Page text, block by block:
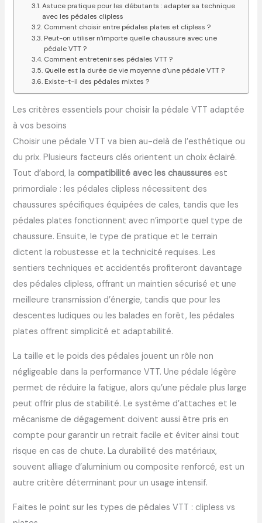
Astuce pratique pour les débutants : adapter sa technique
avec les pédales clipless
Comment choisir entre pédales plates et clipless ?
Peut-on utiliser n’importe quelle chaussure avec une
pédale VTT ?
Comment entretenir ses pédales VTT ?
Quelle est la durée de vie moyenne d’une pédale VTT ?
Existe-t-il des pédales mixtes ?
Les critères essentiels pour choisir la pédale VTT adaptée
à vos besoins
Choisir une pédale VTT va bien au-delà de l’esthétique ou
du prix. Plusieurs facteurs clés orientent un choix éclairé.
Tout d’abord, lacompatibilité avec les chaussures est
primordiale : les pédales clipless nécessitent des
chaussures spécifiques équipées de cales, tandis que les
pédales plates fonctionnent avec n’importe quel type de
chaussure. Ensuite, le type de pratique et le terrain
dictent la robustesse et la technicité requises. Les
sentiers techniques et accidentés profiteront davantage
des pédales clipless, offrant un maintien sécurisé et une
meilleure transmission d’énergie, tandis que pour les
descentes ludiques ou les balades en forêt, les pédales
plates offrent simplicité et adaptabilité.
La taille et le poids des pédales jouent un rôle non
négligeable dans la performance VTT. Une pédale légère
permet de réduire la fatigue, alors qu’une pédale plus large
peut offrir plus de stabilité. Le système d’attaches et le
mécanisme de dégagement doivent aussi être pris en
compte pour garantir un retrait facile et éviter ainsi tout
risque en cas de chute. La durabilité des matériaux,
souvent alliage d’aluminium ou composite renforcé, est un
autre critère déterminant pour un usage intensif.
Faites le point sur les types de pédales VTT : clipless vs